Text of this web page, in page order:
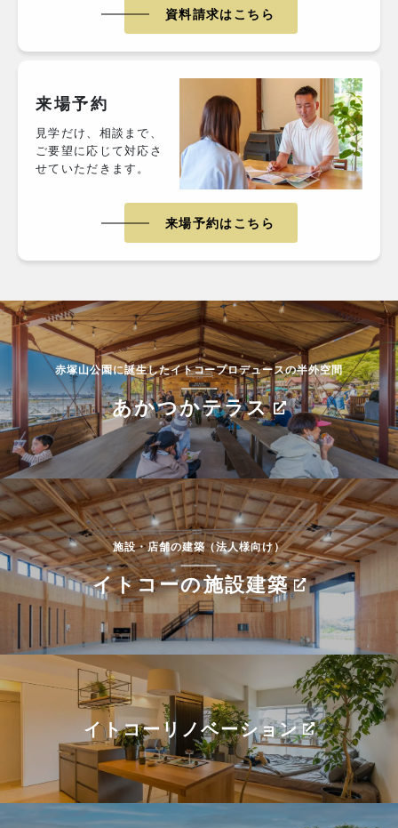
資料請求はこちら
来場予約
見学だけ、相談まで、
ご要望に応じて対応さ
せていただきます。
来場予約はこちら
赤塚山公園に誕生したイトコープロデュースの半外空間
あかつかテラス
施設・店舗の建築（法人様向け）
イトコーの施設建築
イトコーリノベーション